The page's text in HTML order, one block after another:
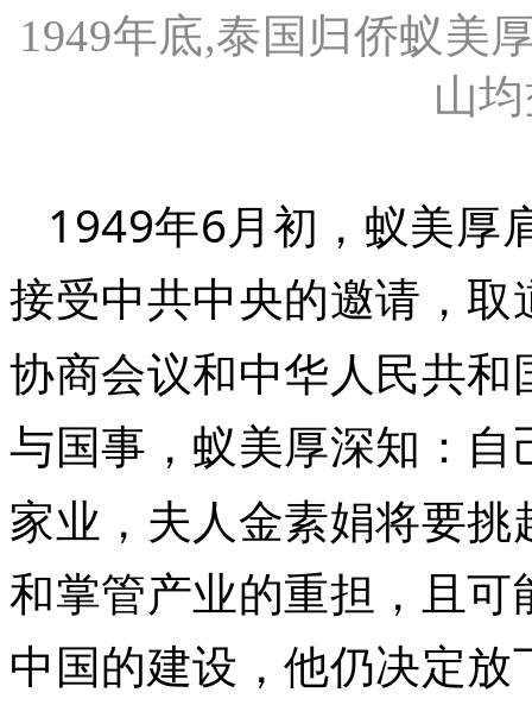
1949年底,泰国归侨蚁美
山
1949年6月初，蚁美厚
接受中共中央的邀请，
协商会议和中华人民共
与国事，蚁美厚深知：
家业，夫人金素娟将要挑
和掌管产业的重担，且
中国的建设，他仍决定